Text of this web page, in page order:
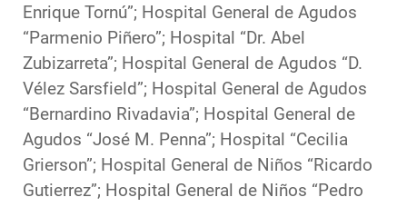
Enrique Tornú”; Hospital General de Agudos
“Parmenio Piñero”; Hospital “Dr. Abel
Zubizarreta”; Hospital General de Agudos “D.
Vélez Sarsfield”; Hospital General de Agudos
“Bernardino Rivadavia”; Hospital General de
Agudos “José M. Penna”; Hospital “Cecilia
Grierson”; Hospital General de Niños “Ricardo
Gutierrez”; Hospital General de Niños “Pedro